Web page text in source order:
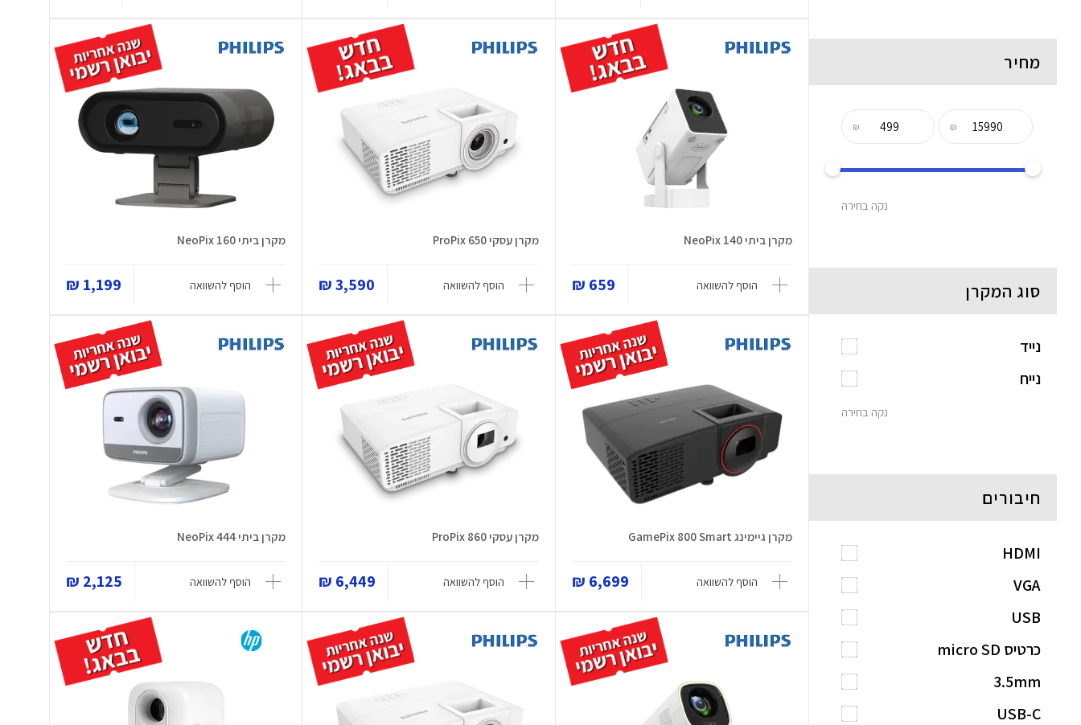
מקרן ביתי NeoPix 140
הוסף להשוואה 659 ₪
מקרן עסקי ProPix 650
הוסף להשוואה 3,590 ₪
מקרן ביתי NeoPix 160
הוסף להשוואה 1,199 ₪
מקרן גיימינג GamePix 800 Smart
הוסף להשוואה 6,699 ₪
מקרן עסקי ProPix 860
הוסף להשוואה 6,449 ₪
מקרן ביתי NeoPix 444
הוסף להשוואה 2,125 ₪
מחיר
₪
₪
נקה בחירה
סוג המקרן
נייד
נייח
נקה בחירה
חיבורים
HDMI
VGA
USB
כרטיס micro SD
3.5mm
USB-C